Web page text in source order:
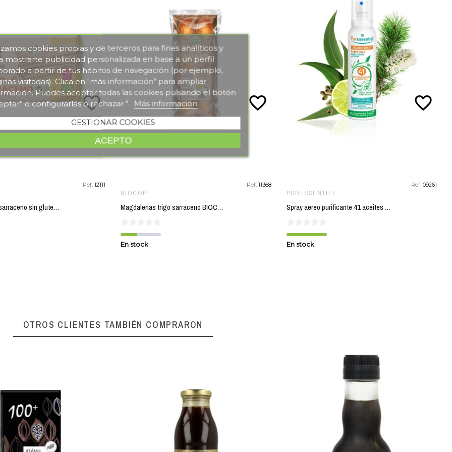
cookies propias y de terceros para fines analíticos y
mostrarte publicidad personalizada en base a un perfil
a partir de tus hábitos de navegación (por ejemplo,
visitadas). Clica en "más información" para ampliar
Puedes aceptar todas las cookies pulsando el botón
o configurarlas o rechazar "
Más información
GESTIONAR COOKIES
ACEPTO
Ref: 12111
Tostadas trigo sarraceno sin gluten SOL NATURAL 140 gr BIO
favorite_border
Ref: 11368
BIOCOP
Magdalenas trigo sarraceno BIOCOP 180 gr BIO
En stock
favorite_border
Ref: 09261
PURESSENTIEL
Spray aereo purificante 41 aceites esenciales PURESSENTIEL 200 ml
En stock
favorite_border
OTROS CLIENTES TAMBIÉN COMPRARON